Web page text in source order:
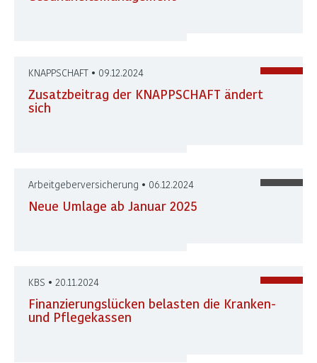
KNAPPSCHAFT • 09.12.2024
Zusatzbeitrag der KNAPPSCHAFT ändert
sich
Arbeitgeberversicherung • 06.12.2024
Neue Umlage ab Januar 2025
KBS • 20.11.2024
Finanzierungslücken belasten die Kranken-
und Pflegekassen